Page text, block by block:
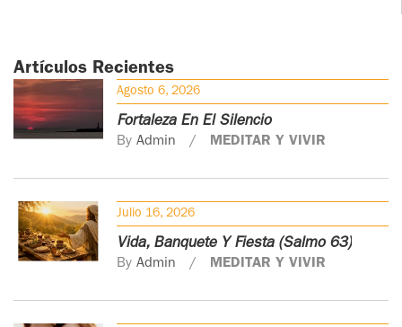
Artículos Recientes
Agosto 6, 2026
Fortaleza En El Silencio
By Admin MEDITAR Y VIVIR
Julio 16, 2026
Vida, Banquete Y Fiesta (Salmo 63)
By Admin MEDITAR Y VIVIR